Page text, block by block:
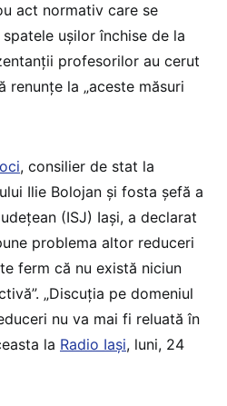
act normativ care se
ușilor închise de la
profesorilor au cerut
la „aceste măsuri
, consilier de stat la
Ilie Bolojan și fosta șefă a
(ISJ) Iași, a declarat
problema altor reduceri
ferm că nu există niciun
„Discuția pe domeniul
nu va mai fi reluată în
la Radio Iași, luni, 24